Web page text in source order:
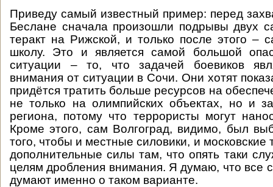
Приведу самый известный пример: перед
Беслане сначала произошли подрывы двух
теракт на Рижской, и только после этого –
школу. Это и является самой большой
ситуации – то, что задачей боевиков
внимания от ситуации в Сочи. Они хотят
придётся тратить больше ресурсов на
не только на олимпийских объектах, но и
региона, потому что террористы могут
Кроме этого, сам Волгоград, видимо, был
того, чтобы и местные силовики, и московские
дополнительные силы там, что опять таки
целям дробления внимания. Я думаю, что все
думают именно о таком варианте.